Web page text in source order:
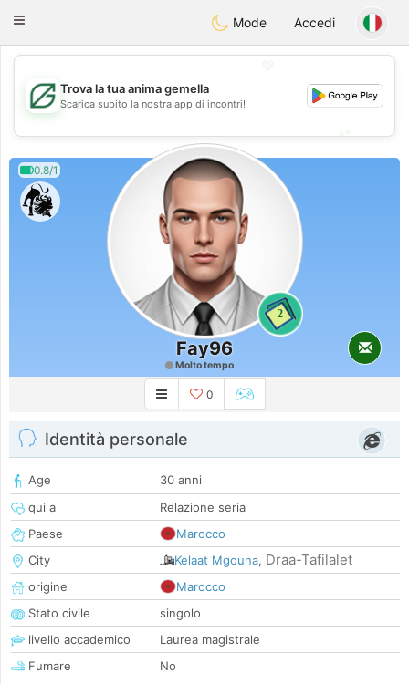
Dating
Toggle
Mode Accedi
💖
💕
Trova la tua anima gemella
Scarica subito la nostra app di incontri!
0.8/1
2
Fay96
Molto tempo
0
Identità personale
Age
30 anni
qui a
Relazione seria
Paese
Marocco
City
Kelaat Mgouna, Draa-Tafilalet
origine
Marocco
Stato civile
singolo
livello accademico
Laurea magistrale
Fumare
No